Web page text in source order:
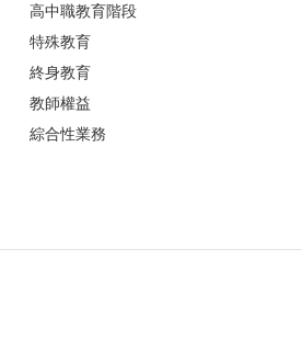
高中職教育階段
特殊教育
終身教育
教師權益
綜合性業務